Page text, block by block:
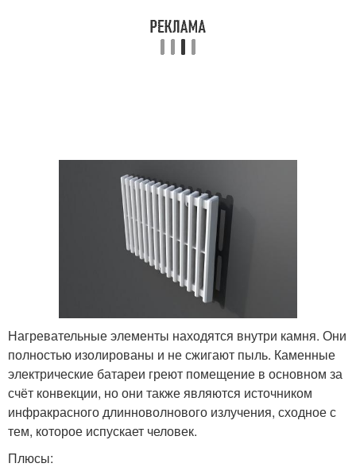
Нагревательные элементы находятся внутри камня. Они
полностью изолированы и не сжигают пыль. Каменные
электрические батареи греют помещение в основном за
счёт конвекции, но они также являются источником
инфракрасного длинноволнового излучения, сходное с
тем, которое испускает человек.
Плюсы: